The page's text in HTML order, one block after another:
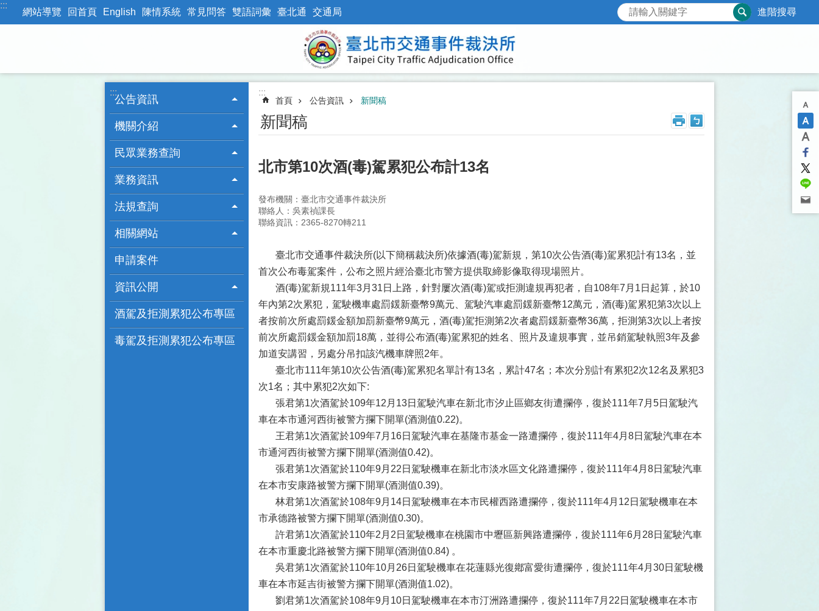
跳到主要內容區塊
:::
網站導覽 回首頁 English 陳情系統 常見問答 雙語詞彙 臺北通 交通局 進階搜尋
:::
公告資訊
機關介紹
民眾業務查詢
業務資訊
法規查詢
相關網站
申請案件
資訊公開
酒駕及拒測累犯公布專區
毒駕及拒測累犯公布專區
:::
首頁 公告資訊 新聞稿
新聞稿
北市第10次酒(毒)駕累犯公布計13名
發布機關：臺北市交通事件裁決所
聯絡人：吳素禎課長
聯絡資訊：2365-8270轉211
臺北市交通事件裁決所(以下簡稱裁決所)依據酒(毒)駕新規，第10次公告酒(毒)駕累犯計有13名，並
首次公布毒駕案件，公布之照片經洽臺北市警方提供取締影像取得現場照片。
酒(毒)駕新規111年3月31日上路，針對屢次酒(毒)駕或拒測違規再犯者，自108年7月1日起算，於10
年內第2次累犯，駕駛機車處罰鍰新臺幣9萬元、駕駛汽車處罰鍰新臺幣12萬元，酒(毒)駕累犯第3次以上
者按前次所處罰鍰金額加罰新臺幣9萬元，酒(毒)駕拒測第2次者處罰鍰新臺幣36萬，拒測第3次以上者按
前次所處罰鍰金額加罰18萬，並得公布酒(毒)駕累犯的姓名、照片及違規事實，並吊銷駕駛執照3年及參
加道安講習，另處分吊扣該汽機車牌照2年。
臺北市111年第10次公告酒(毒)駕累犯名單計有13名，累計47名；本次分別計有累犯2次12名及累犯3
次1名；其中累犯2次如下:
張君第1次酒駕於109年12月13日駕駛汽車在新北市汐止區鄉友街遭攔停，復於111年7月5日駕駛汽
車在本市通河西街被警方攔下開單(酒測值0.22)。
王君第1次酒駕於109年7月16日駕駛汽車在基隆市基金一路遭攔停，復於111年4月8日駕駛汽車在本
市通河西街被警方攔下開單(酒測值0.42)。
張君第1次酒駕於110年9月22日駕駛機車在新北市淡水區文化路遭攔停，復於111年4月8日駕駛汽車
在本市安康路被警方攔下開單(酒測值0.39)。
林君第1次酒駕於108年9月14日駕駛機車在本市民權西路遭攔停，復於111年4月12日駕駛機車在本
市承德路被警方攔下開單(酒測值0.30)。
許君第1次酒駕於110年2月2日駕駛機車在桃園市中壢區新興路遭攔停，復於111年6月28日駕駛汽車
在本市重慶北路被警方攔下開單(酒測值0.84) 。
吳君第1次酒駕於110年10月26日駕駛機車在花蓮縣光復鄕富愛街遭攔停，復於111年4月30日駕駛機
車在本市延吉街被警方攔下開單(酒測值1.02)。
劉君第1次酒駕於108年9月10日駕駛機車在本市汀洲路遭攔停，復於111年7月22日駕駛機車在本市